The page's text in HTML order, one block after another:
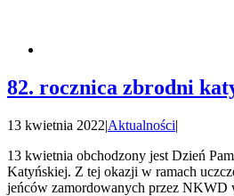
82. rocznica zbrodni
13 kwietnia 2022|Aktualności|
13 kwietnia obchodzony jest Dzień
Katyńskiej. Z tej okazji w ramach
jeńców zamordowanych przez NKWD